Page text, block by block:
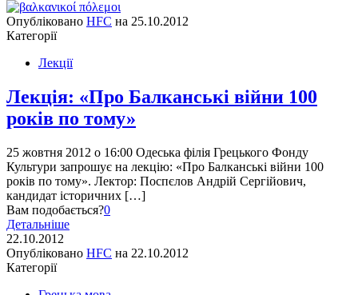
Опубліковано HFC на 25.10.2012
Категорії
Лекції
Лекція: «Про Балканські війни 100
років по тому»
25 жовтня 2012 о 16:00 Одеська філія Грецького Фонду
Культури запрошує на лекцію: «Про Балканські війни 100
років по тому». Лектор: Поспєлов Андрій Сергійович,
кандидат історичних […]
Вам подобається?0
Детальніше
22.10.2012
Опубліковано HFC на 22.10.2012
Категорії